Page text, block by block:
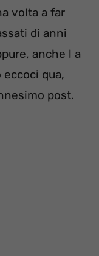
volta a far
di anni
anche l a
qua,
post.